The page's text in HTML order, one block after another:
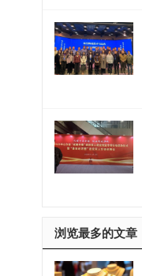
浏览最多的文章